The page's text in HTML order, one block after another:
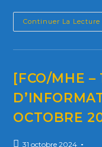
Continuer La Lecture
[FCO/MHE
OCTOBRE
31 octobre 2024